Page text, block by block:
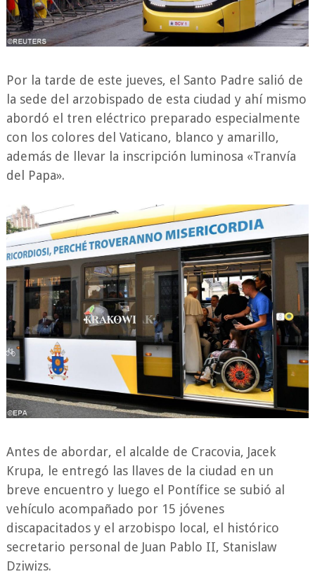
Por la tarde de este jueves, el Santo Padre salió de
la sede del arzobispado de esta ciudad y ahí mismo
abordó el tren eléctrico preparado especialmente
con los colores del Vaticano, blanco y amarillo,
además de llevar la inscripción luminosa «Tranvía
del Papa».
Antes de abordar, el alcalde de Cracovia, Jacek
Krupa, le entregó las llaves de la ciudad en un
breve encuentro y luego el Pontífice se subió al
vehículo acompañado por 15 jóvenes
discapacitados y el arzobispo local, el histórico
secretario personal de Juan Pablo II, Stanislaw
Dziwizs.